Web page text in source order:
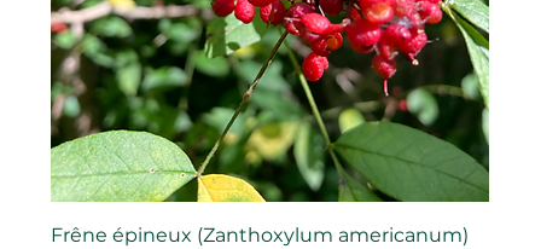
Frêne épineux (Zanthoxylum americanum)